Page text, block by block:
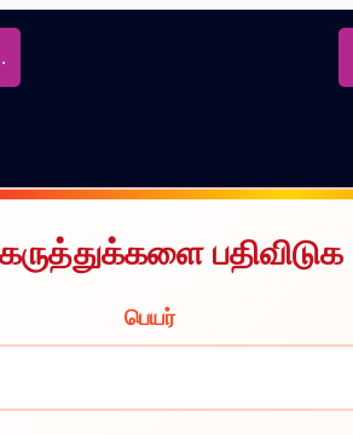
கருத்துக்களை பதிவிடுக
பெயர்